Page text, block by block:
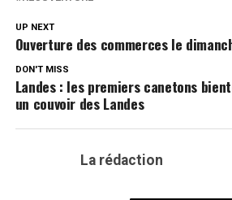
UP NEXT
Ouverture des commerces le
DON'T MISS
Landes : les premiers canetons
un couvoir des Landes
La rédaction